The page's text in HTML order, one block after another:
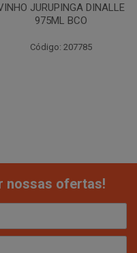
JURUPINGA DINALLE
975ML BCO
Código: 207785
nossas ofertas!